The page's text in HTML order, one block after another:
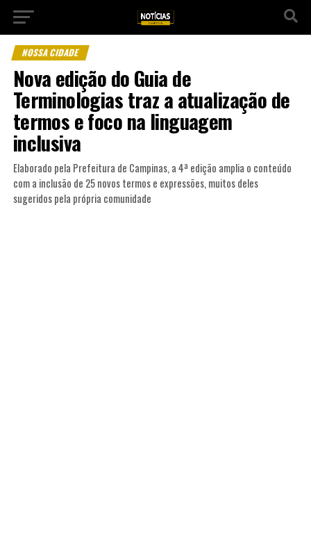
NOSSA CIDADE
Nova edição do Guia de
Terminologias traz a atualização de
termos e foco na linguagem
inclusiva
Elaborado pela Prefeitura de Campinas, a 4ª edição amplia o conteúdo
com a inclusão de 25 novos termos e expressões, muitos deles
sugeridos pela própria comunidade